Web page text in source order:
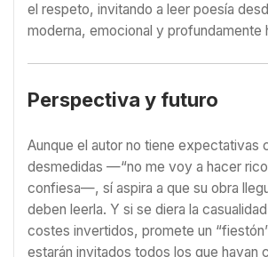
el respeto, invitando a leer poesía
moderna, emocional y profundamente
Perspectiva y futuro
Aunque el autor no tiene expectativas
desmedidas —“no me voy a hacer
confiesa—, sí aspira a que su obra
deben leerla. Y si se diera la
costes invertidos, promete un
estarán invitados todos los que hayan